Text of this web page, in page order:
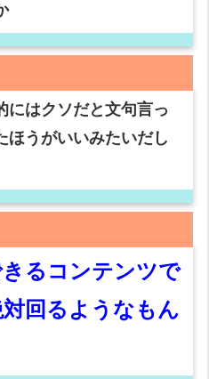
にはクソだと文句言っ
ほうがいいみたいだし
るコンテンツで
回るようなもん